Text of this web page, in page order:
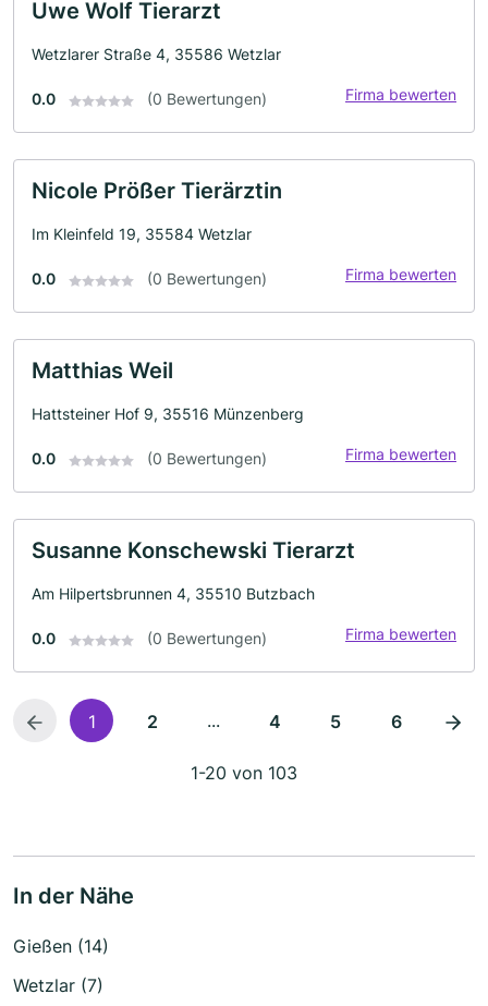
Uwe Wolf Tierarzt
Wetzlarer Straße 4, 35586 Wetzlar
0.0 (0 Bewertungen) Firma bewerten
Nicole Prößer Tierärztin
Im Kleinfeld 19, 35584 Wetzlar
0.0 (0 Bewertungen) Firma bewerten
Matthias Weil
Hattsteiner Hof 9, 35516 Münzenberg
0.0 (0 Bewertungen) Firma bewerten
Susanne Konschewski Tierarzt
Am Hilpertsbrunnen 4, 35510 Butzbach
0.0 (0 Bewertungen) Firma bewerten
1 2 ... 4 5 6
1-20 von 103
In der Nähe
Gießen (14)
Wetzlar (7)